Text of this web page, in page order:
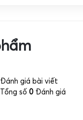
Đánh giá bài viết
Tổng số 0 Đánh giá